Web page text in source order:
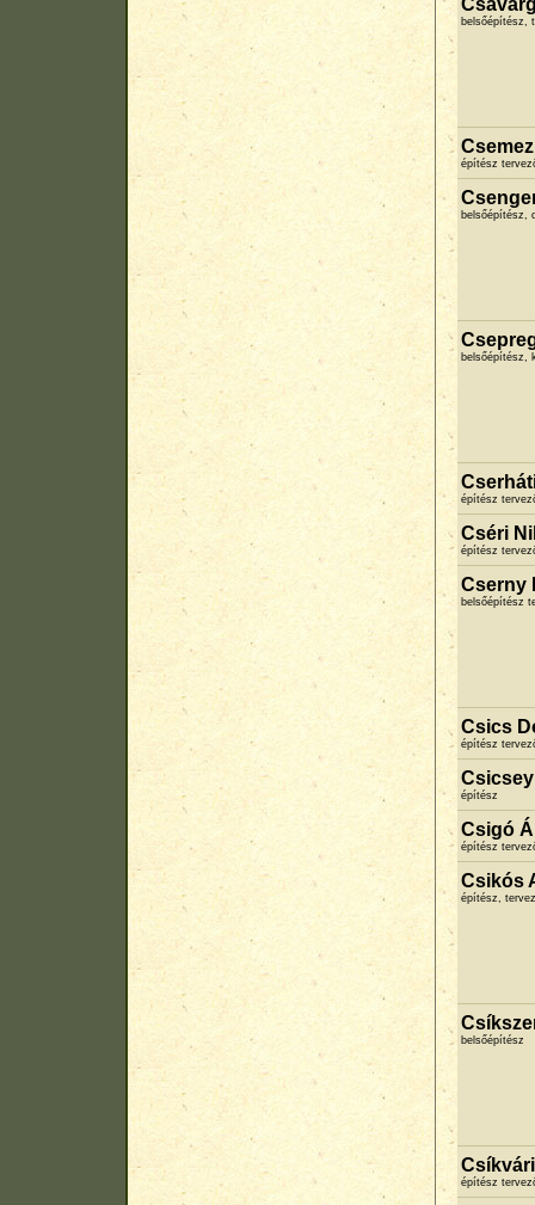
belsőépítész,
építész
belsőépítész,
belsőépítész,
építész
Cséri
építész
Cserny
belsőépítész
Csics
építész
építész
Csigó
építész
Csikós
építész,
belsőépítész
építész